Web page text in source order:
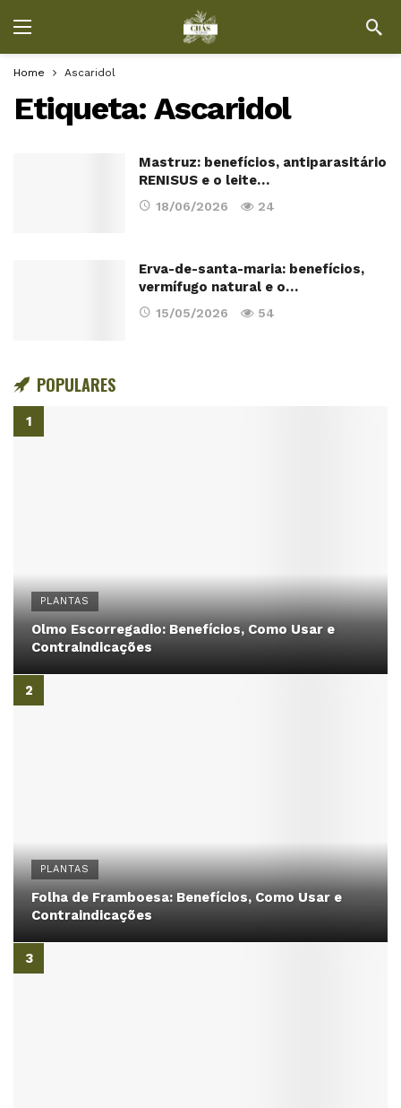
Home Ascaridol
Etiqueta: Ascaridol
Mastruz: benefícios, antiparasitário
RENISUS e o leite…
18/06/2026 24
Erva-de-santa-maria: benefícios,
vermífugo natural e o…
15/05/2026 54
POPULARES
PLANTAS
Olmo Escorregadio: Benefícios, Como Usar e
Contraindicações
PLANTAS
Folha de Framboesa: Benefícios, Como Usar e
Contraindicações